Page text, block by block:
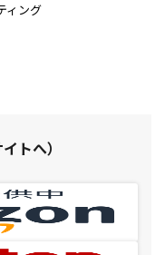
ィング
トへ）